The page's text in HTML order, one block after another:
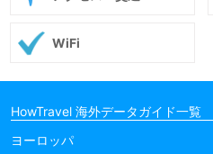
WiFi
HowTravel 海外データガイド一覧
ヨーロッパ